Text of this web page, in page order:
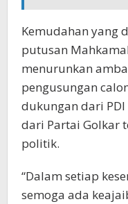
Kemudahan yang
putusan
menurunkan
pengusungan
dukungan dari
dari Partai Golkar
politik.
“Dalam setiap
semoga ada